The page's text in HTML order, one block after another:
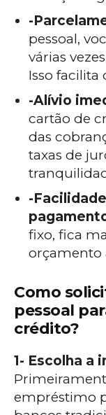
-
pessoal,
várias
Isso
-Alívio
cartão de
das
taxas de
-
fixo, fica
orçamento
Como
pessoal
crédito?
1- Escolha a
empréstimo